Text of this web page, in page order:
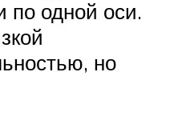
по одной оси.
но